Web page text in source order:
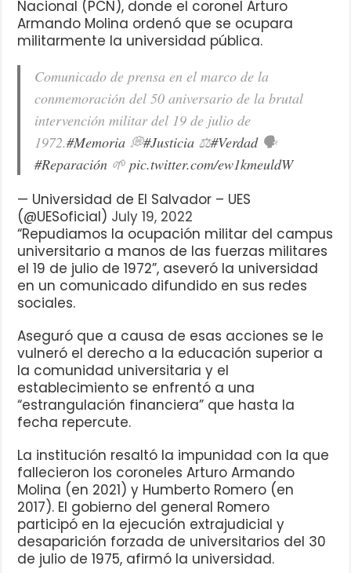
Nacional (PCN), donde el coronel Arturo
Armando Molina ordenó que se ocupara
militarmente la universidad pública.
Comunicado de prensa en el marco de la
conmemoración del 50 aniversario de la brutal
intervención militar del 19 de julio de
1972.#Memoria 💭#Justicia ⚖️#Verdad🗣
#Reparación 🌱pic.twitter.com/ew1kmeuldW
— Universidad de El Salvador – UES
(@UESoficial) July 19, 2022
“Repudiamos la ocupación militar del campus
universitario a manos de las fuerzas militares
el 19 de julio de 1972”, aseveró la universidad
en un comunicado difundido en sus redes
sociales.
Aseguró que a causa de esas acciones se le
vulneró el derecho a la educación superior a
la comunidad universitaria y el
establecimiento se enfrentó a una
“estrangulación financiera” que hasta la
fecha repercute.
La institución resaltó la impunidad con la que
fallecieron los coroneles Arturo Armando
Molina (en 2021) y Humberto Romero (en
2017). El gobierno del general Romero
participó en la ejecución extrajudicial y
desaparición forzada de universitarios del 30
de julio de 1975, afirmó la universidad.